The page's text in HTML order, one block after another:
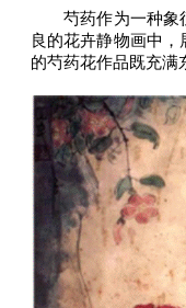
芍药作为一种象征
良的花卉静物画中
的芍药花作品既充满